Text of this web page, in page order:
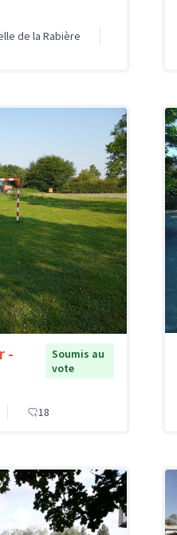
de la Rabière
-
Soumis au
vote
18